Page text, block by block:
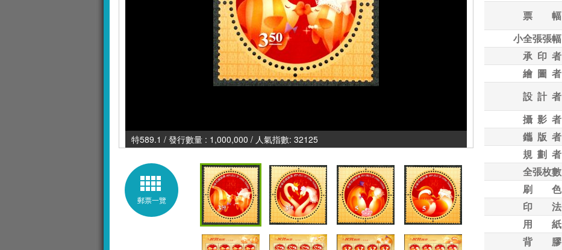
特589.1 / 發行數量 : 1,000,000 / 人氣指數: 32125
郵票一覽
票 幅
小全張張幅
承 印 者
繪 圖 者
設 計 者
攝 影 者
鑴 版 者
規 劃 者
全張枚數
刷 色
印 法
用 紙
背 膠